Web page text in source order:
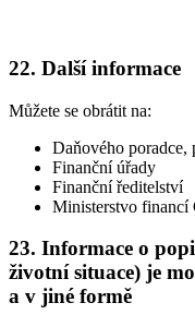
22. Další informace
Můžete se obrátit na:
Daňového poradce,
Finanční úřady
Finanční ředitelství
Ministerstvo financí
23. Informace o
životní situace) je
a v jiné formě